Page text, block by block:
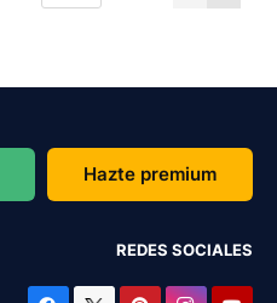
Hazte premium
REDES SOCIALES